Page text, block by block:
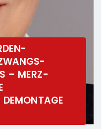
– MERZ-
DEMONTAGE